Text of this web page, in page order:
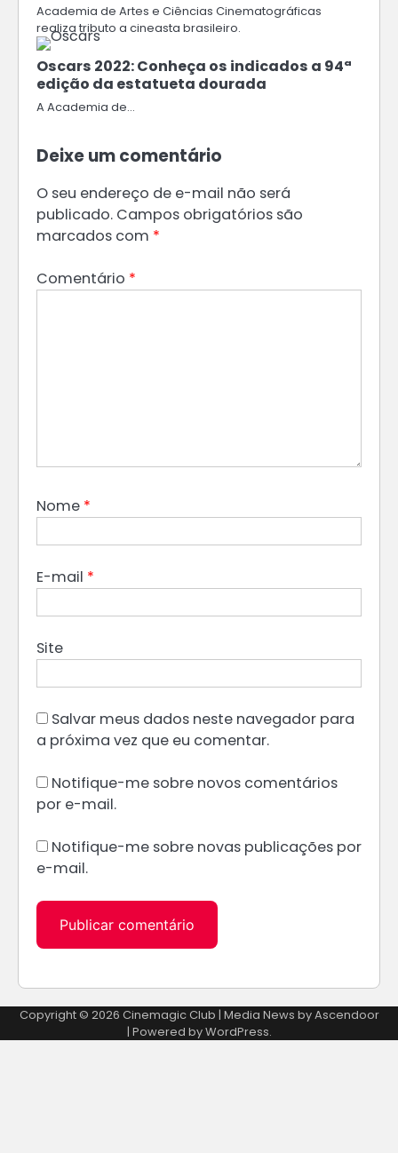
Academia de Artes e Ciências Cinematográficas
realiza tributo a cineasta brasileiro.
Oscars 2022: Conheça os indicados a 94ª
edição da estatueta dourada
A Academia de…
Deixe um comentário
O seu endereço de e-mail não será
publicado. Campos obrigatórios são
marcados com *
Comentário *
Nome *
E-mail *
Site
Salvar meus dados neste navegador para
a próxima vez que eu comentar.
Notifique-me sobre novos comentários
por e-mail.
Notifique-me sobre novas publicações por
e-mail.
Copyright © 2026 Cinemagic Club | Media News byAscendoor
| Powered byWordPress.